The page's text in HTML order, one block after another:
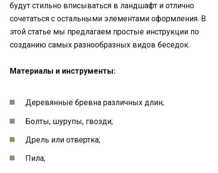
будут стильно вписываться в ландшафт и отлично
сочетаться с остальными элементами оформления. В
этой статье мы предлагаем простые инструкции по
созданию самых разнообразных видов беседок.
Материалы и инструменты:
Деревянные бревна различных длин;
Болты, шурупы, гвозди;
Дрель или отвертка;
Пила;